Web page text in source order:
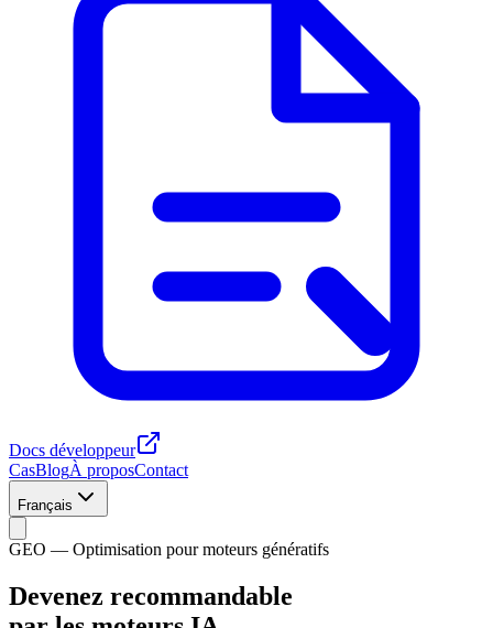
Docs développeur
CasBlogÀ proposContact
Français
GEO — Optimisation pour moteurs génératifs
Devenez recommandable